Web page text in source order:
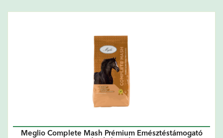
Meglio Complete Mash Prémium Emésztéstámogató